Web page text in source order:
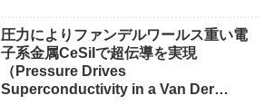
圧力によりファンデルワールス重い電
子系金属CeSiIで超伝導を実現
（Pressure Drives
Superconductivity in a Van Der